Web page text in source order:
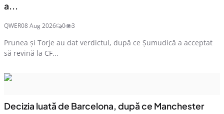
a...
QWER08 Aug 2026 0 3
Prunea și Torje au dat verdictul, după ce Șumudică a acceptat
să revină la CF...
Decizia luată de Barcelona, după ce Manchester